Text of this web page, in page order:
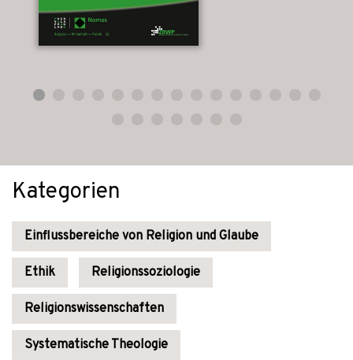
Kategorien
Einflussbereiche von Religion und Glaube
Ethik Religionssoziologie
Religionswissenschaften
Systematische Theologie